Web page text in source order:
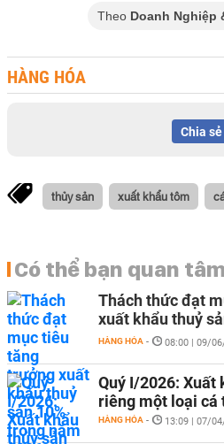
Theo Doanh Nghiệp
HÀNG HÓA
Chia sẻ
thủy sản xuất khẩu tôm
Có thể bạn quan tâm
Thách thức đạt
xuất khẩu thuỷ
HÀNG HÓA - 08:00 | 09/
Quý I/2026: Xuất
riêng một loại cá
HÀNG HÓA - 13:09 | 07/